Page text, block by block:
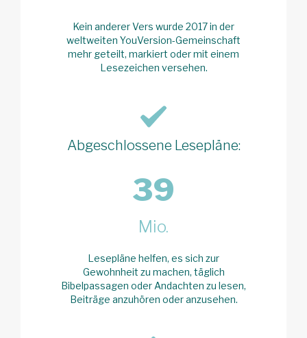
Kein anderer Vers wurde 2017 in der
weltweiten YouVersion-Gemeinschaft
mehr geteilt, markiert oder mit einem
Lesezeichen versehen.
Abgeschlossene Lesepläne:
39
Mio.
Lesepläne helfen, es sich zur
Gewohnheit zu machen, täglich
Bibelpassagen oder Andachten zu lesen,
Beiträge anzuhören oder anzusehen.